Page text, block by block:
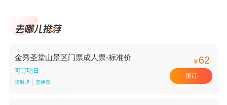
金秀圣堂山景区门票成人票-标准价
可订明日
随时退 需换票
¥ 62
预订